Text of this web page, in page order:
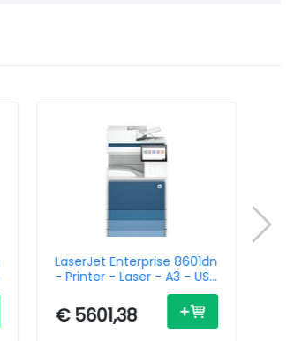
LaserJet Enterprise 8601dn
- Printer - Laser - A3 - USB
€ 5601,38